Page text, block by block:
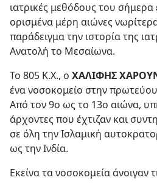
ιατρικές μεθόδους του
ορισμένα μέρη αιώνες
παράδειγμα την ιστορία της
Ανατολή το Μεσαίωνα.
Το 805 Κ.Χ., ο ΧΑΛΙΦΗΣ
ένα νοσοκομείο στην
Από τον 9ο ως το 13ο αιώνα,
άρχοντες που έχτιζαν και
σε όλη την Ισλαμική
ως την Ινδία.
Εκείνα τα νοσοκομεία άνοιγαν